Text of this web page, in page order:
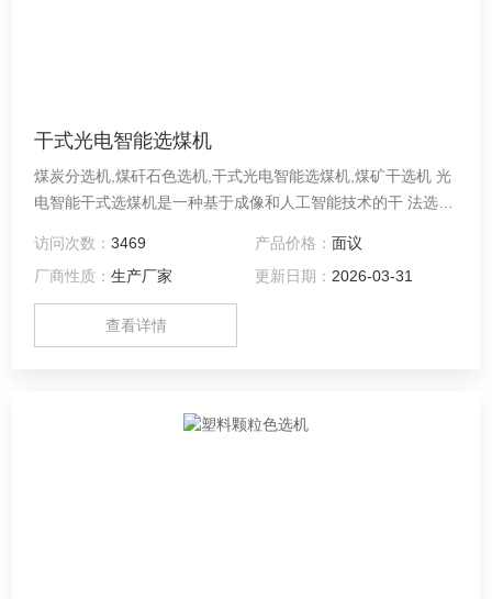
干式光电智能选煤机
煤炭分选机,煤矸石色选机,干式光电智能选煤机,煤矿干选机 光
电智能干式选煤机是一种基于成像和人工智能技术的干 法选煤
和煤矸石，控制高压风对目标进行喷吹，实现全自动原煤分
选。具有分选精度高，大幅减少用电和人力成本，设备易维
护，煤种适应性强等优势。
访问次数：3469 产品价格： 面议
厂商性质：生产厂家 更新日期： 2026-03-31
查看详情